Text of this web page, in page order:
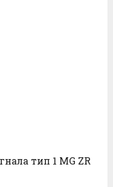
тип 1 MG ZR